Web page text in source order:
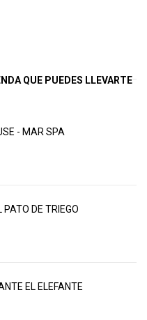
QUE PUEDES LLEVARTE
- MAR SPA
PATO DE TRIEGO
EL ELEFANTE